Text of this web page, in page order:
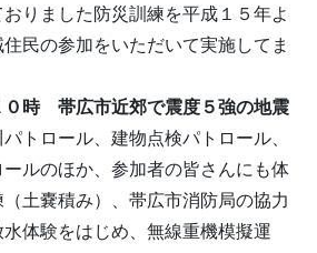
りました防災訓練を平成１５年よ
民の参加をいただいて実施してま
０時 帯広市近郊で震度５強の地震
トロール、建物点検パトロール、
ルのほか、参加者の皆さんにも体
土嚢積み）、帯広市消防局の協力
体験をはじめ、無線重機模擬運